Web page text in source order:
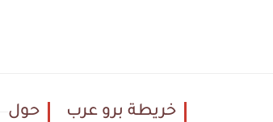
خريطة برو عرب حول